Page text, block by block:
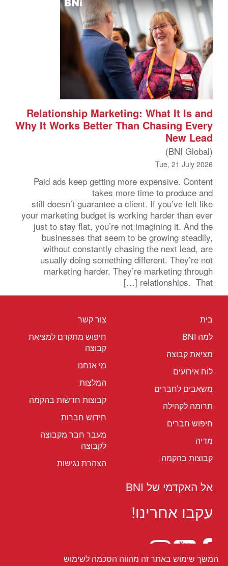
המשך שימוש באתר זה מהווה הסכמה לשימוש
Relationship Marketing: What It Is and
Why It Works Better Than Chasing Every
New Lead
(BNI Global)
Tue, 21 July 2026
Paid ads keep getting more expensive. Content
takes more time to produce and
still doesn’t guarantee a client. If you’ve felt like
your marketing budget is working harder than ever
just to stay flat, you’re not imagining it. And the
businesses that seem to be growing steadily,
without constantly chasing the next lead, are
usually doing something different. They’re not
marketing harder. They’re marketing through
relationships. That […]
בית
למה BNI
מציאת קבוצה
לוח אירועים
משאבים לחברים
תרומה לקהילה
חיפוש חברים
מדיה
קבוצות בהקמה
צור קשר
חיפוש מתקדם למציאת
קבוצה
מי אנחנו
המלצות
קבוצות חדשות בהקמה
חידוש חברות
מעבר חבר מקבוצה
לקבוצה
הצהרת נגישות
אל האקדמי של BNI
עקבו אחרינו!